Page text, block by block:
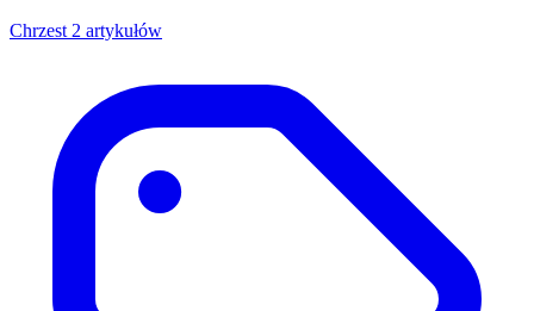
Chrzest 2 artykułów